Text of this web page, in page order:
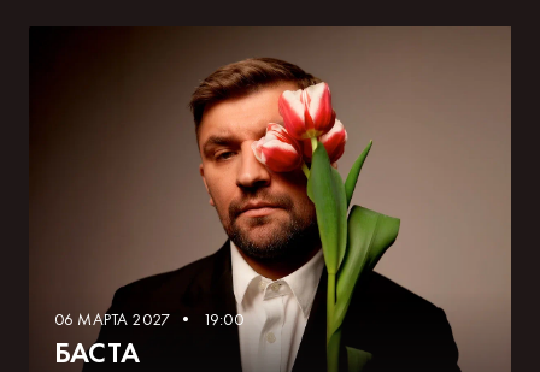
06 МАРТА 2027 • 19:00
БАСТА